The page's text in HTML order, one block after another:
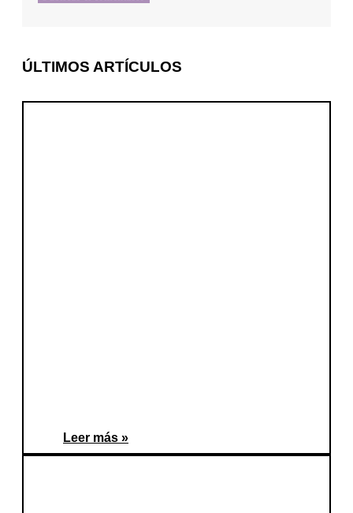
ÚLTIMOS ARTÍCULOS
Leer más »